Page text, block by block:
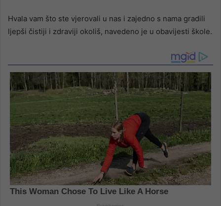
Hvala vam što ste vjerovali u nas i zajedno s nama gradili
ljepši čistiji i zdraviji okoliš, navedeno je u obavijesti škole.